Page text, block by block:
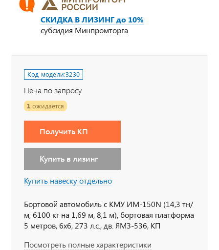
СКИДКА В ЛИЗИНГ до 10%
субсидия Минпромторга
Код модели:3230
Цена по запросу
1 ожидается
Получить КП
Купить в лизинг
Купить навеску отдельно
Бортовой автомобиль с КМУ ИМ-150N (14,3 тн/
м, 6100 кг на 1,69 м, 8,1 м), бортовая платформа
5 метров, 6х6, 273 л.с., дв. ЯМЗ-536, КП
Посмотреть полные характеристики